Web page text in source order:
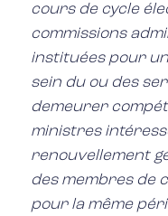
cours de cycle
commissions
instituées pour
sein du ou des
demeurer
ministres
renouvellement
des membres de
pour la même